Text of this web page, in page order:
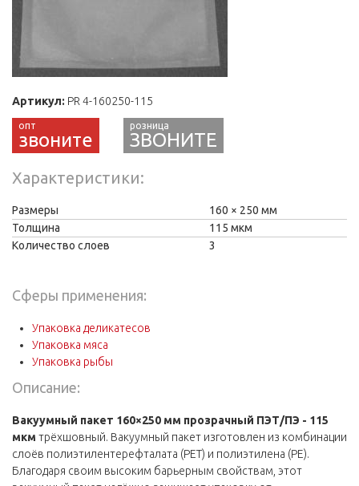
Артикул: PR 4-160250-115
звоните ЗВОНИТЕ
Характеристики
Размеры 160
250 мм
Толщина
115 мкм
Количество слоев
3
Сферы применения:
Упаковка деликатесов
Упаковка мяса
Упаковка рыбы
Описание:
Вакуумный пакет 160×250 мм прозрачный ПЭТ/ПЭ - 115
мкм трёхшовный. Вакуумный пакет изготовлен из комбинации
слоёв полиэтилентерефталата (PET) и полиэтилена (PE).
Благодаря своим высоким барьерным свойствам, этот